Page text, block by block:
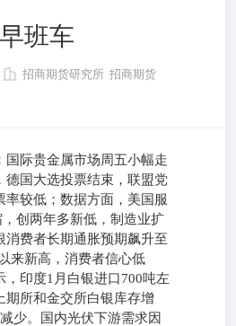
班车
招商期货研究所 招商期货
国际贵金属市场周五小幅走
德国大选投票结束，联盟党
率较低；数据方面，美国服
创两年多新低，制造业扩
消费者长期通胀预期飙升至
来新高，消费者信心低
，印度1月白银进口700吨左
期所和金交所白银库存增
少。国内光伏下游需求因